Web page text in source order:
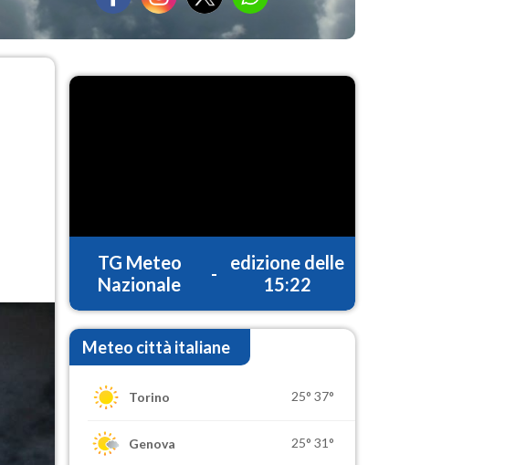
TG Meteo
Nazionale
-
edizione delle
15:22
Meteo città italiane
Torino 25° 37°
Genova 25° 31°